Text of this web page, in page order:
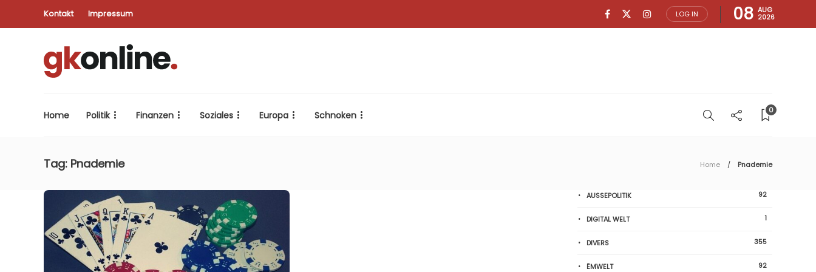
Kontakt Impressum LOG IN 08 AUG
2026
Home Politik Finanzen Soziales Europa Schnoken 0
Tag: Pnademie Home Pnademie
AUSSEPOLITIK 92
DIGITAL WELT 1
DIVERS 355
ËMWELT 92